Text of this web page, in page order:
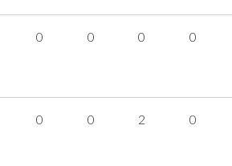
0 0 0 0
0 0 2 0